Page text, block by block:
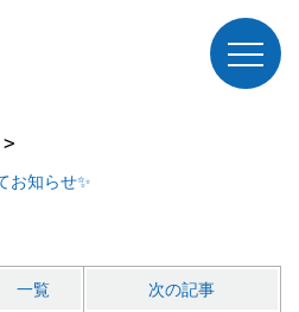
お知らせ✨
一覧 次の記事